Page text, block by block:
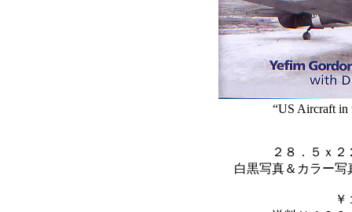
“US Aircraft in
２８．５ｘ
白黒写真＆カラー